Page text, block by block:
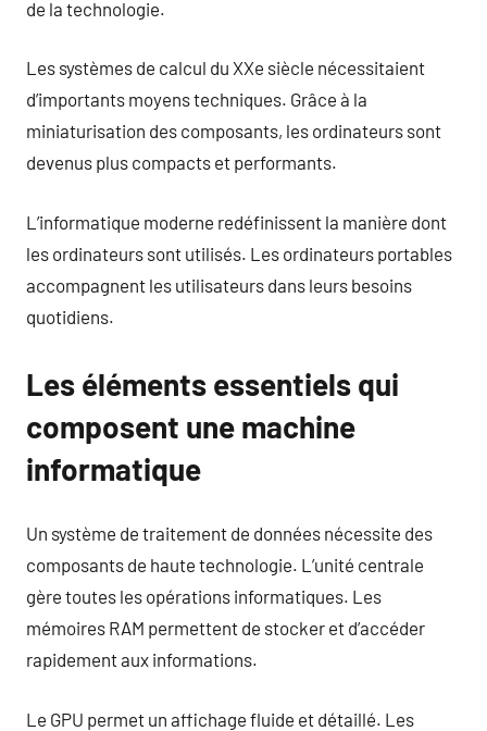
de la technologie.
Les systèmes de calcul du XXe siècle nécessitaient
d’importants moyens techniques. Grâce à la
miniaturisation des composants, les ordinateurs sont
devenus plus compacts et performants.
L’informatique moderne redéfinissent la manière dont
les ordinateurs sont utilisés. Les ordinateurs portables
accompagnent les utilisateurs dans leurs besoins
quotidiens.
Les éléments essentiels qui
composent une machine
informatique
Un système de traitement de données nécessite des
composants de haute technologie. L’unité centrale
gère toutes les opérations informatiques. Les
mémoires RAM permettent de stocker et d’accéder
rapidement aux informations.
Le GPU permet un affichage fluide et détaillé. Les